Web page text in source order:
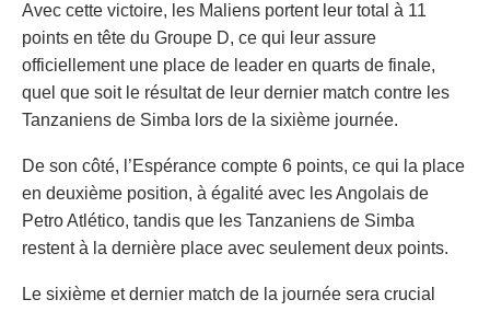
Avec cette victoire, les Maliens portent leur total à 11
points en tête du Groupe D, ce qui leur assure
officiellement une place de leader en quarts de finale,
quel que soit le résultat de leur dernier match contre les
Tanzaniens de Simba lors de la sixième journée.
De son côté, l’Espérance compte 6 points, ce qui la place
en deuxième position, à égalité avec les Angolais de
Petro Atlético, tandis que les Tanzaniens de Simba
restent à la dernière place avec seulement deux points.
Le sixième et dernier match de la journée sera crucial